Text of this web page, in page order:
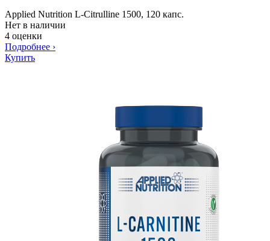
Applied Nutrition L-Citrulline 1500, 120 капс.
Нет в наличии
4 оценки
Подробнее ›
Купить